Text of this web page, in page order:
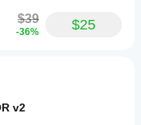
$39
-36% $25
v2